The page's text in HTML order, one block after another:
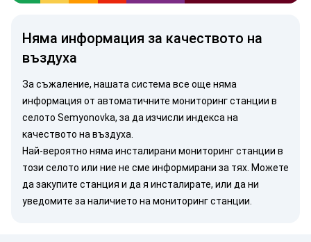
Няма информация за качеството на
въздуха
За съжаление, нашата система все още няма
информация от автоматичните мониторинг станции в
селото Semyonovka, за да изчисли индекса на
качеството на въздуха.
Най-вероятно няма инсталирани мониторинг станции в
този селото или ние не сме информирани за тях. Можете
да закупите станция и да я инсталирате, или да ни
уведомите за наличието на мониторинг станции.